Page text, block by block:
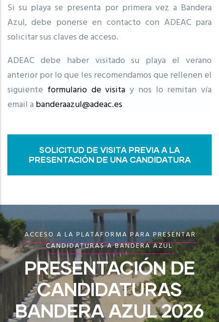
Si su playa se presenta por primera vez a Bandera
Azul, debe ponerse en contacto con ADEAC para
solicitar sus claves de acceso.
ADEAC debe haber visitado su playa el verano
anterior por lo que les recomendamos que rellenen el
siguiente formulario de visita y nos lo remitan vía
email a banderaazul@adeac.es
SOLICITUD DE VISITA PREVIA A LA
PRESENTACIÓN DE UNA CANDIDATURA
ACCESO A LA PLATAFORMA PARA PRESENTAR
CANDIDATURAS A BANDERA AZUL
PRESENTACIÓN DE
CANDIDATURAS
BANDERA AZUL 2026